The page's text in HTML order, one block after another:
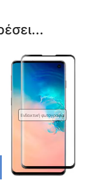
Ενδεικτική φωτογραφία